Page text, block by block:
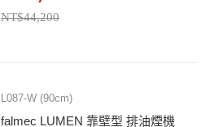
NT$44,200
L087-W (90cm)
falmec LUMEN 靠壁型 排油煙機